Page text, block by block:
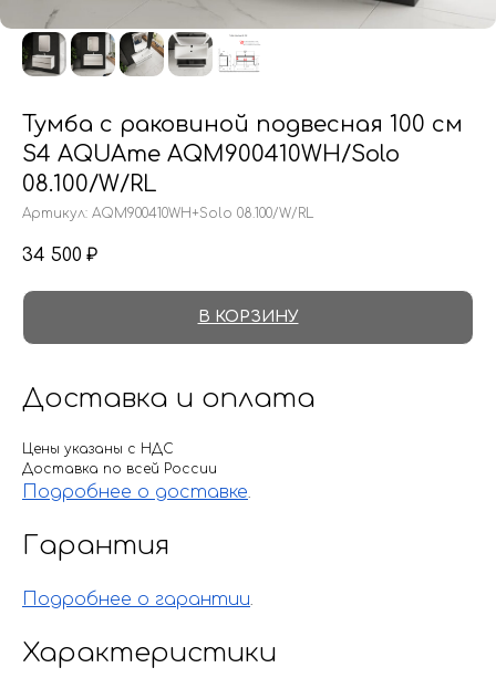
Тумба с раковиной подвесная 100 см
S4 AQUAme AQM900410WH/Solo
08.100/W/RL
Артикул: AQM900410WH+Solo 08.100/W/RL
34 500 ₽
В КОРЗИНУ
Доставка и оплата
Цены указаны с НДС
Доставка по всей России
Подробнее о доставке.
Гарантия
Подробнее о гарантии.
Характеристики